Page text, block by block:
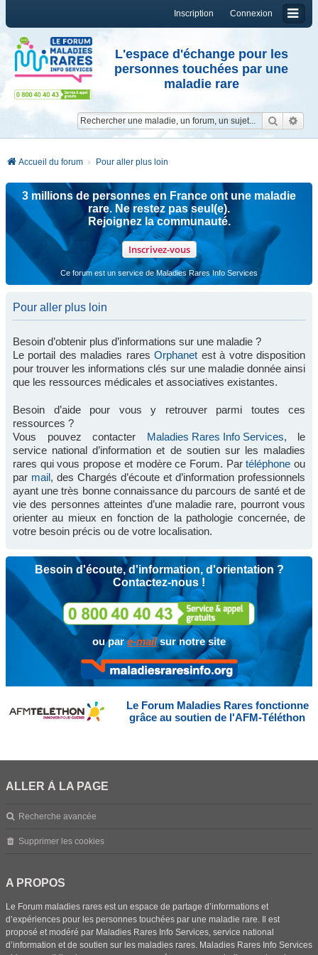
Connexion
Inscription
L'espace d'échange pour les
personnes touchées par une
maladie rare
Accueil du forum Pour aller plus loin
3 millions de personnes en France ont une maladie
rare. Ne restez pas seul(e).
Rejoignez la communauté.
Inscrivez-vous
Ce forum est un service de Maladies Rares Info Services
Pour aller plus loin
Besoin d’obtenir plus d’informations sur une maladie ?
Le portail des maladies raresOrphanet est à votre disposition
pour trouver les informations clés sur une maladie donnée ainsi
que les ressources médicales et associatives existantes.
Besoin d’aide pour vous y retrouver parmi toutes ces
ressources ?
Vous pouvez contacter Maladies Rares Info Services, le
service national d’information et de soutien sur les maladies
rares qui vous propose et modère ce Forum. Partéléphone ou
par mail, des Chargés d’écoute et d’information professionnels
ayant une très bonne connaissance du parcours de santé et de
vie des personnes atteintes d’une maladie rare, pourront vous
orienter au mieux en fonction de la pathologie concernée, de
votre besoin précis ou de votre localisation.
Besoin d'écoute, d'information, d'orientation ?
Contactez-nous !
ou pare-mailsur notre site
Le Forum Maladies Rares fonctionne
grâce au soutien de l'AFM-Téléthon
ALLER À LA PAGE
Recherche avancée
Supprimer les cookies
A PROPOS
Le Forum maladies rares est un espace de partage d’informations et
d’expériences pour les personnes touchées par une maladie rare. Il est
proposé et modéré par Maladies Rares Info Services, service national
d’information et de soutien sur les maladies rares. Maladies Rares Info Services